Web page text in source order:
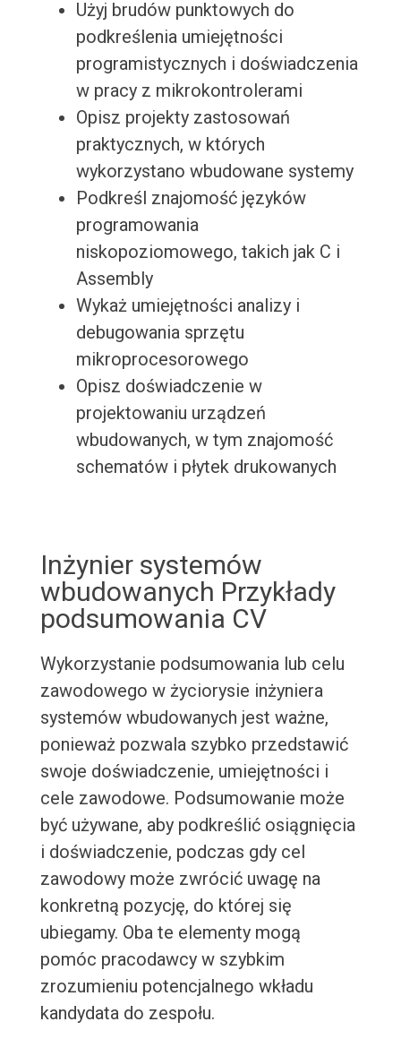
Użyj brudów punktowych do
podkreślenia umiejętności
programistycznych i doświadczenia
w pracy z mikrokontrolerami
Opisz projekty zastosowań
praktycznych, w których
wykorzystano wbudowane systemy
Podkreśl znajomość języków
programowania
niskopoziomowego, takich jak C i
Assembly
Wykaż umiejętności analizy i
debugowania sprzętu
mikroprocesorowego
Opisz doświadczenie w
projektowaniu urządzeń
wbudowanych, w tym znajomość
schematów i płytek drukowanych
Inżynier systemów
wbudowanych Przykłady
podsumowania CV
Wykorzystanie podsumowania lub celu
zawodowego w życiorysie inżyniera
systemów wbudowanych jest ważne,
ponieważ pozwala szybko przedstawić
swoje doświadczenie, umiejętności i
cele zawodowe. Podsumowanie może
być używane, aby podkreślić osiągnięcia
i doświadczenie, podczas gdy cel
zawodowy może zwrócić uwagę na
konkretną pozycję, do której się
ubiegamy. Oba te elementy mogą
pomóc pracodawcy w szybkim
zrozumieniu potencjalnego wkładu
kandydata do zespołu.